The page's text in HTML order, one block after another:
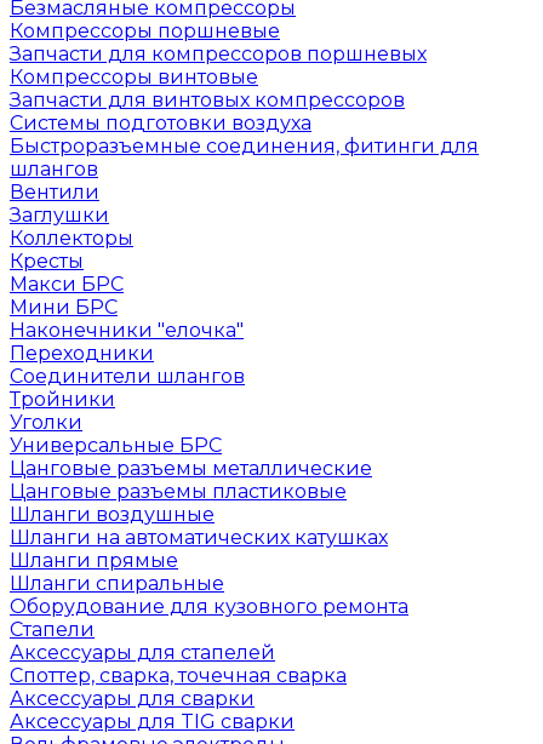
Безмасляные компрессоры
Компрессоры поршневые
Запчасти для компрессоров поршневых
Компрессоры винтовые
Запчасти для винтовых компрессоров
Системы подготовки воздуха
Быстроразъемные соединения, фитинги для
шлангов
Вентили
Заглушки
Коллекторы
Кресты
Макси БРС
Мини БРС
Наконечники "елочка"
Переходники
Соединители шлангов
Тройники
Уголки
Универсальные БРС
Цанговые разъемы металлические
Цанговые разъемы пластиковые
Шланги воздушные
Шланги на автоматических катушках
Шланги прямые
Шланги спиральные
Оборудование для кузовного ремонта
Стапели
Аксессуары для стапелей
Споттер, сварка, точечная сварка
Аксессуары для сварки
Аксессуары для TIG сварки